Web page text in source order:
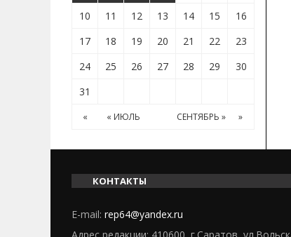
10
11 12 13 14 15
16
17
18 19 20 21 22
23
24
25 26 27 28 29
30
31
« « ИЮЛЬ СЕНТЯБРЬ » »
КОНТАКТЫ
E-mail: rep64@yandex.ru